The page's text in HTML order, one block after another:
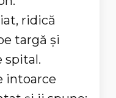
ridică
targă și
spital.
intoarce